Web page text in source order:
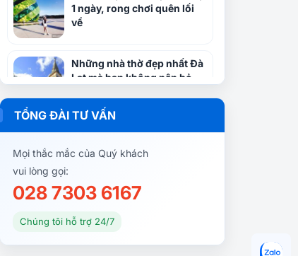
1 ngày, rong chơi quên lối
về
Những nhà thờ đẹp nhất Đà
Lạt mà bạn không nên bỏ
Những địa điểm nên check-
in khi đi du lịch bụi Sài Gòn
Đà Lạt
Đà Lạt và những điểm du
lịch kỳ bí cho tháng 2/2024
TỔNG ĐÀI TƯ VẤN
Mọi thắc mắc của Quý khách
vui lòng gọi:
028 7303 6167
Chúng tôi hỗ trợ 24/7